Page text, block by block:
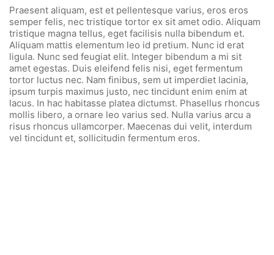
Praesent aliquam, est et pellentesque varius, eros eros
semper felis, nec tristique tortor ex sit amet odio. Aliquam
tristique magna tellus, eget facilisis nulla bibendum et.
Aliquam mattis elementum leo id pretium. Nunc id erat
ligula. Nunc sed feugiat elit. Integer bibendum a mi sit
amet egestas. Duis eleifend felis nisi, eget fermentum
tortor luctus nec. Nam finibus, sem ut imperdiet lacinia,
ipsum turpis maximus justo, nec tincidunt enim enim at
lacus. In hac habitasse platea dictumst. Phasellus rhoncus
mollis libero, a ornare leo varius sed. Nulla varius arcu a
risus rhoncus ullamcorper. Maecenas dui velit, interdum
vel tincidunt et, sollicitudin fermentum eros.